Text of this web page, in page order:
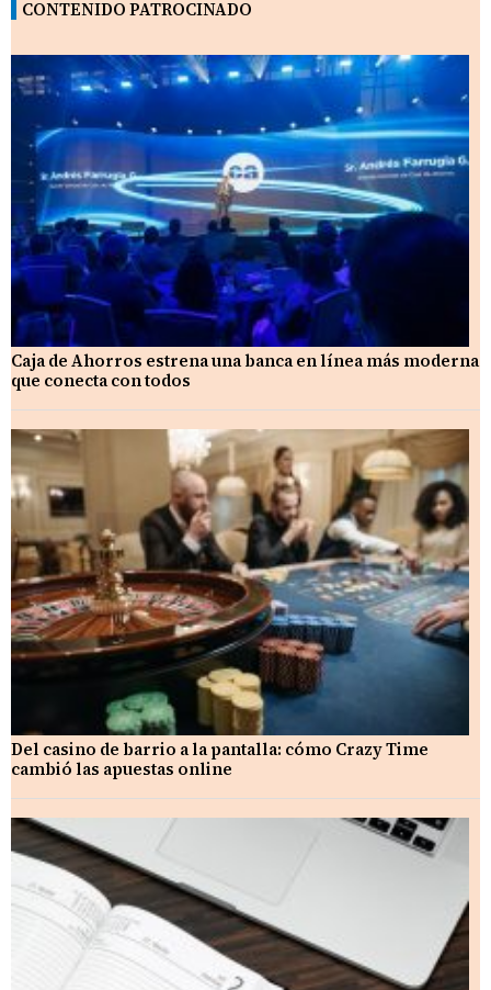
CONTENIDO PATROCINADO
Caja de Ahorros estrena una banca en línea más moderna
que conecta con todos
Del casino de barrio a la pantalla: cómo Crazy Time
cambió las apuestas online